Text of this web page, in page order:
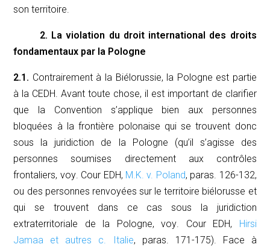
son territoire.
2. La violation du droit international des droits
fondamentaux par la Pologne
2.1. Contrairement à la Biélorussie, la Pologne est partie
à la CEDH. Avant toute chose, il est important de clarifier
que la Convention s’applique bien aux personnes
bloquées à la frontière polonaise qui se trouvent donc
sous la juridiction de la Pologne (qu’il s’agisse des
personnes soumises directement aux contrôles
frontaliers, voy. Cour EDH, M.K. v. Poland, paras. 126-132,
ou des personnes renvoyées sur le territoire biélorusse et
qui se trouvent dans ce cas sous la juridiction
extraterritoriale de la Pologne,voy. Cour EDH,
Hirsi
Jamaa et autres c. Italie, paras. 171-175). Face à